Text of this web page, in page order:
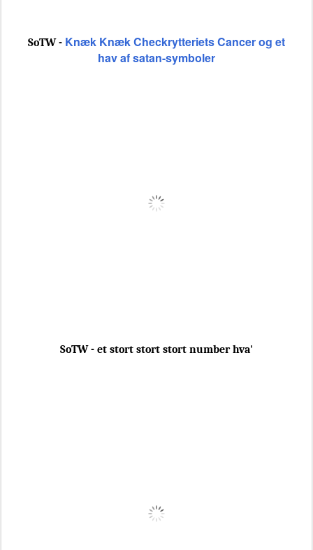
SoTW - Knæk Knæk Checkrytteriets Cancer og et
hav af satan-symboler
SoTW - et stort stort stort number hva'